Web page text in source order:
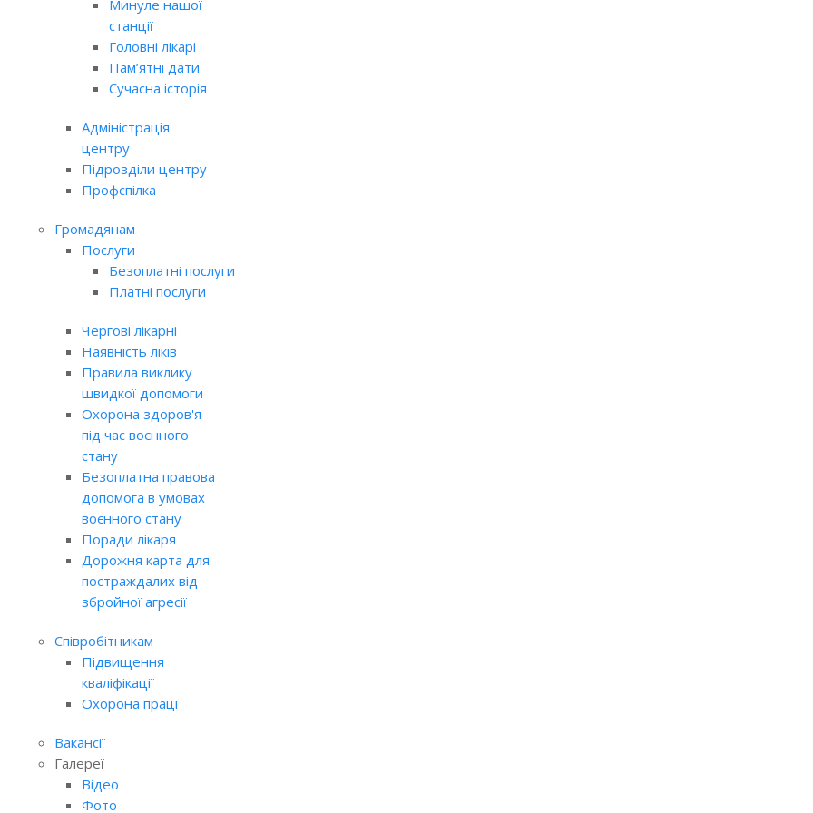
Минуле нашої
станції
Головні лікарі
Пам’ятні дати
Сучасна історія
Адміністрація
центру
Підрозділи центру
Профспілка
Громадянам
Послуги
Безоплатні послуги
Платні послуги
Чергові лікарні
Наявність ліків
Правила виклику
швидкої допомоги
Охорона здоров'я
під час воєнного
стану
Безоплатна правова
допомога в умовах
воєнного стану
Поради лікаря
Дорожня карта для
постраждалих від
збройної агресії
Співробітникам
Підвищення
кваліфікації
Охорона праці
Вакансії
Галереї
Відео
Фото